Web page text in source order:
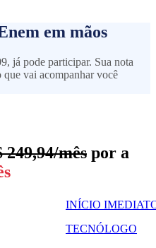
em mãos
já pode participar. Sua nota
que vai acompanhar você
249,94/mês por a
INÍCIO
TECNÓLOGO